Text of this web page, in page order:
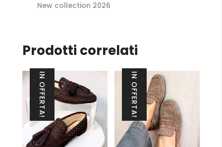
New collection 2026
Prodotti correlati
IN OFFERTA! IN OFFERTA!